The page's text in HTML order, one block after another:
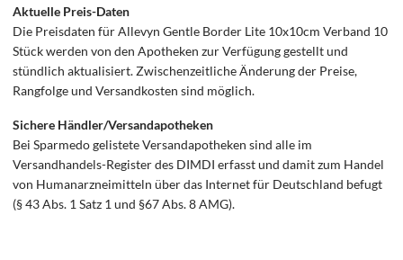
Aktuelle Preis-Daten
Die Preisdaten für Allevyn Gentle Border Lite 10x10cm Verband 10
Stück werden von den Apotheken zur Verfügung gestellt und
stündlich aktualisiert. Zwischenzeitliche Änderung der Preise,
Rangfolge und Versandkosten sind möglich.
Sichere Händler/Versandapotheken
Bei Sparmedo gelistete Versandapotheken sind alle im
Versandhandels-Register des DIMDI erfasst und damit zum Handel
von Humanarzneimitteln über das Internet für Deutschland befugt
(§ 43 Abs. 1 Satz 1 und §67 Abs. 8 AMG).